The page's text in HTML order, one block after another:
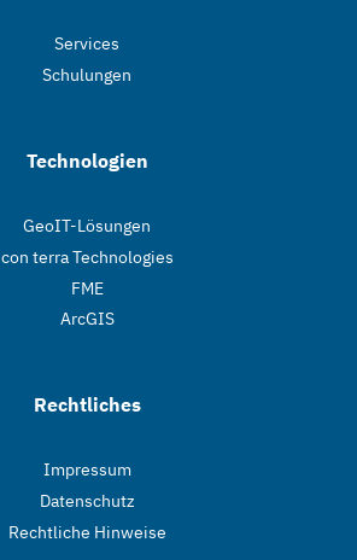
Services
Schulungen
Technologien
GeoIT-Lösungen
con terra Technologies
FME
ArcGIS
Rechtliches
Impressum
Datenschutz
Rechtliche Hinweise